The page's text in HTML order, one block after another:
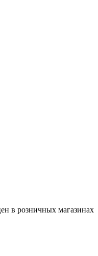
в розничных магазинах